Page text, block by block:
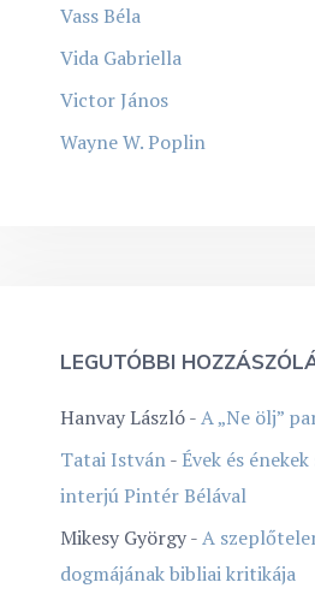
Vass Béla
Vida Gabriella
Victor János
Wayne W. Poplin
LEGUTÓBBI
Hanvay László-A „Ne ölj”
Tatai István- Évek és
interjú Pintér Bélával
Mikesy György-A
dogmájának bibliai kritikája